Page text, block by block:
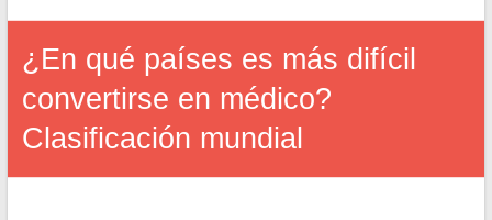
¿En qué países es más difícil
convertirse en médico?
Clasificación mundial